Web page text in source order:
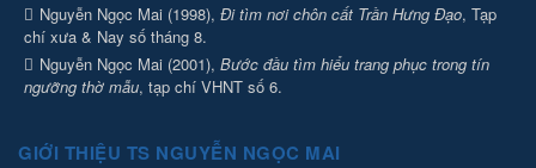
Nguyễn Ngọc Mai (1998), Đi tìm nơi chôn cất Trần Hưng Đạo, Tạp
chí xưa & Nay số tháng 8.
Nguyễn Ngọc Mai (2001), Bước đầu tìm hiểu trang phục trong tín
ngưỡng thờ mẫu, tạp chí VHNT số 6.
GIỚI THIỆU TS NGUYỄN NGỌC MAI